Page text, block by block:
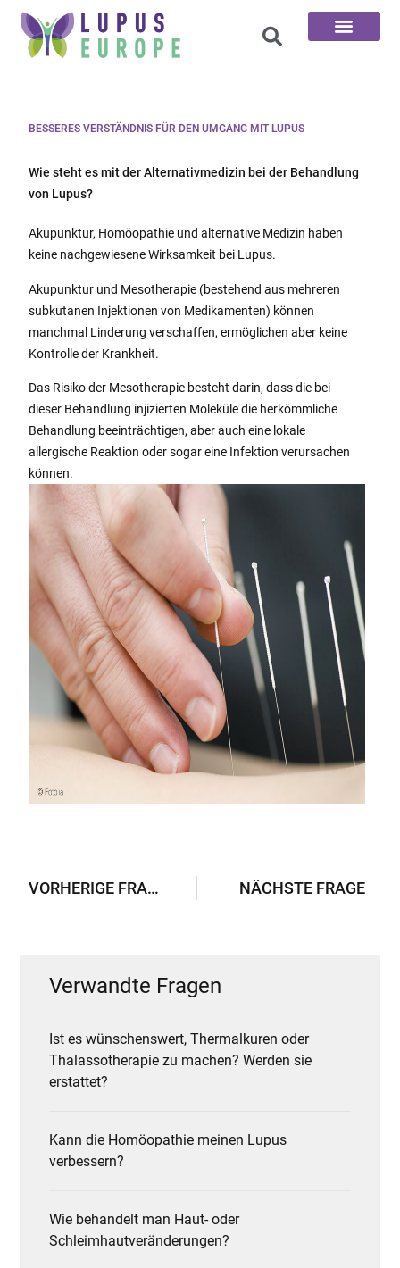
BESSERES VERSTÄNDNIS FÜR DEN UMGANG MIT LUPUS
Wie steht es mit der Alternativmedizin bei der Behandlung
von Lupus?
Akupunktur, Homöopathie und alternative Medizin haben
keine nachgewiesene Wirksamkeit bei Lupus.
Akupunktur und Mesotherapie (bestehend aus mehreren
subkutanen Injektionen von Medikamenten) können
manchmal Linderung verschaffen, ermöglichen aber keine
Kontrolle der Krankheit.
Das Risiko der Mesotherapie besteht darin, dass die bei
dieser Behandlung injizierten Moleküle die herkömmliche
Behandlung beeinträchtigen, aber auch eine lokale
allergische Reaktion oder sogar eine Infektion verursachen
können.
VORHERIGE FRAGE NÄCHSTE FRAGE
Verwandte Fragen
Ist es wünschenswert, Thermalkuren oder
Thalassotherapie zu machen? Werden sie
erstattet?
Kann die Homöopathie meinen Lupus
verbessern?
Wie behandelt man Haut- oder
Schleimhautveränderungen?